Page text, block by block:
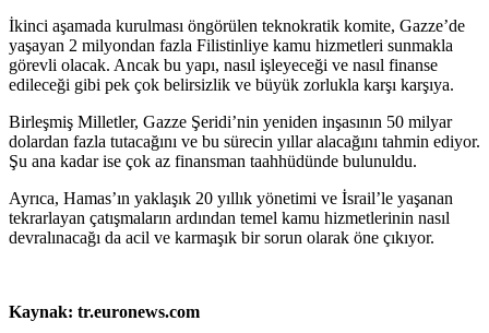
İkinci aşamada kurulması öngörülen teknokratik komite, Gazze’de
yaşayan 2 milyondan fazla Filistinliye kamu hizmetleri sunmakla
görevli olacak. Ancak bu yapı, nasıl işleyeceği ve nasıl finanse
edileceği gibi pek çok belirsizlik ve büyük zorlukla karşı karşıya.
Birleşmiş Milletler, Gazze Şeridi’nin yeniden inşasının 50 milyar
dolardan fazla tutacağını ve bu sürecin yıllar alacağını tahmin ediyor.
Şu ana kadar ise çok az finansman taahhüdünde bulunuldu.
Ayrıca, Hamas’ın yaklaşık 20 yıllık yönetimi ve İsrail’le yaşanan
tekrarlayan çatışmaların ardından temel kamu hizmetlerinin nasıl
devralınacağı da acil ve karmaşık bir sorun olarak öne çıkıyor.
Kaynak: tr.euronews.com